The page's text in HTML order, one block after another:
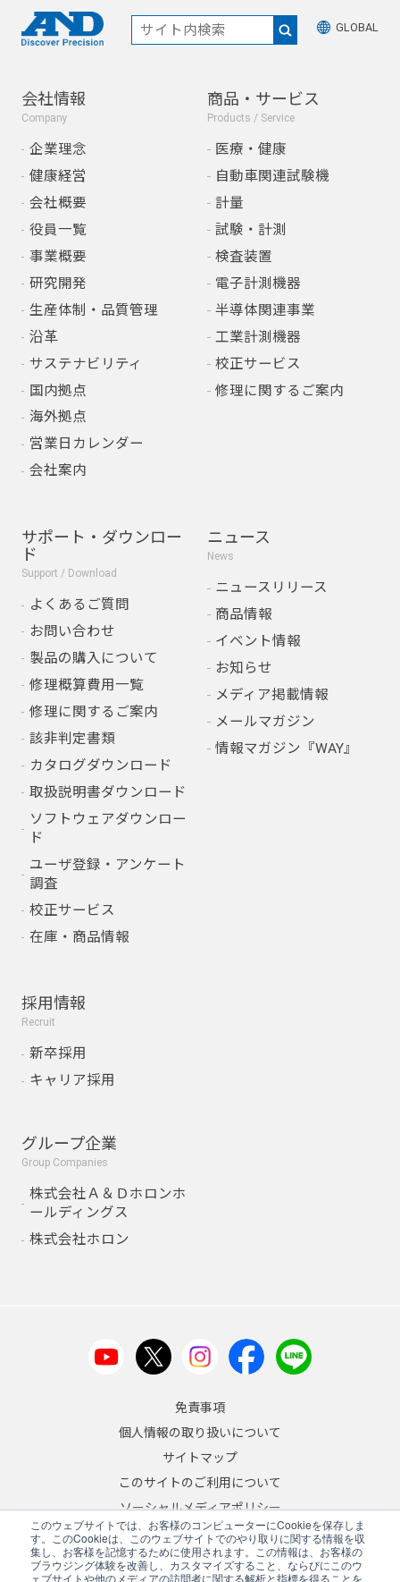
このウェブサイトでは、お客様のコンピューターにCookieを保存しま
す。このCookieは、このウェブサイトでのやり取りに関する情報を収
集し、お客様を記憶するために使用されます。この情報は、お客様の
ブラウジング体験を改善し、カスタマイズすること、ならびにこのウ
ェブサイトや他のメディアの訪問者に関する解析と指標を得ることを
GLOBAL
会社情報
Company
企業理念
健康経営
会社概要
役員一覧
事業概要
研究開発
生産体制・品質管理
沿革
サステナビリティ
国内拠点
海外拠点
営業日カレンダー
会社案内
商品・サービス
Products / Service
医療・健康
自動車関連試験機
計量
試験・計測
検査装置
電子計測機器
半導体関連事業
工業計測機器
校正サービス
修理に関するご案内
サポート・ダウンロー
ド
Support / Download
よくあるご質問
お問い合わせ
製品の購入について
修理概算費用一覧
修理に関するご案内
該非判定書類
カタログダウンロード
取扱説明書ダウンロード
ソフトウェアダウンロー
ド
ユーザ登録・アンケート
調査
校正サービス
在庫・商品情報
ニュース
News
ニュースリリース
商品情報
イベント情報
お知らせ
メディア掲載情報
メールマガジン
情報マガジン『WAY』
採用情報
Recruit
新卒採用
キャリア採用
グループ企業
Group Companies
株式会社Ａ＆Ｄホロンホ
ールディングス
株式会社ホロン
免責事項
個人情報の取り扱いについて
サイトマップ
このサイトのご利用について
ソーシャルメディアポリシー
反社会的勢力への対応について
JA/EN